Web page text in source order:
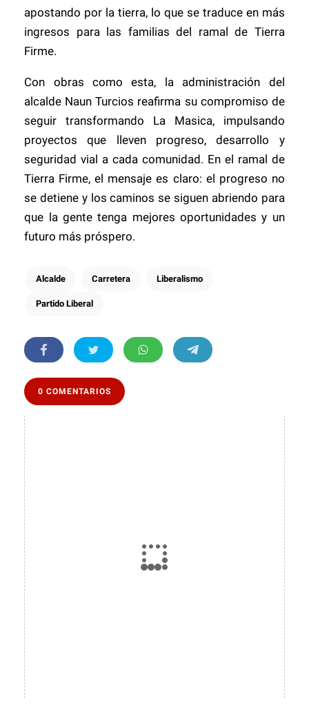
apostando por la tierra, lo que se traduce en más
ingresos para las familias del ramal de Tierra
Firme.
Con obras como esta, la administración del
alcalde Naun Turcios reafirma su compromiso de
seguir transformando La Masica, impulsando
proyectos que lleven progreso, desarrollo y
seguridad vial a cada comunidad. En el ramal de
Tierra Firme, el mensaje es claro: el progreso no
se detiene y los caminos se siguen abriendo para
que la gente tenga mejores oportunidades y un
futuro más próspero.
Alcalde Carretera Liberalismo
Partido Liberal
0 COMENTARIOS